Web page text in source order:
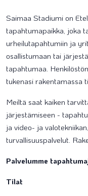
Saimaa Stadiumi on
tapahtumapaikka, joka
urheilutapahtumiin ja
osallistumaan tai
tapahtumaa.
tukenasi rakentamassa
Meiltä saat kaiken
järjestämiseen -
ja video- ja
turvallisuuspalvelut.
Palvelumme
Tilat